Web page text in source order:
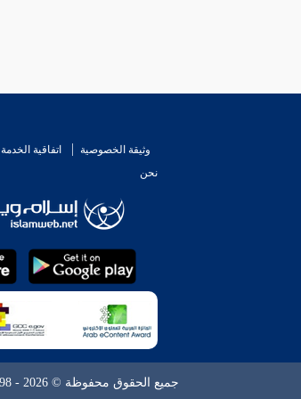
وثيقة الخصوصية اتفاقية الخدمة
نحن
جميع الحقوق محفوظة © 2026 - 1998 لشبكة إسلام ويب